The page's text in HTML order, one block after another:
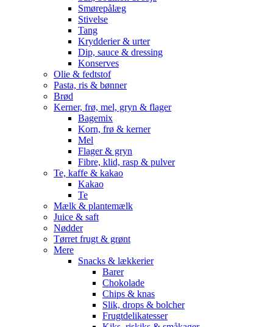
Smørepålæg
Stivelse
Tang
Krydderier & urter
Dip, sauce & dressing
Konserves
Olie & fedtstof
Pasta, ris & bønner
Brød
Kerner, frø, mel, gryn & flager
Bagemix
Korn, frø & kerner
Mel
Flager & gryn
Fibre, klid, rasp & pulver
Te, kaffe & kakao
Kakao
Te
Mælk & plantemælk
Juice & saft
Nødder
Tørret frugt & grønt
Mere
Snacks & lækkerier
Barer
Chokolade
Chips & knas
Slik, drops & bolcher
Frugtdelikatesser